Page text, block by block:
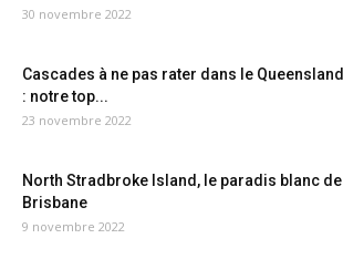
30 novembre 2022
Cascades à ne pas rater dans le Queensland
: notre top...
23 novembre 2022
North Stradbroke Island, le paradis blanc de
Brisbane
9 novembre 2022